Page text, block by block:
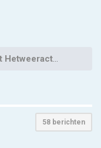
58 berichten